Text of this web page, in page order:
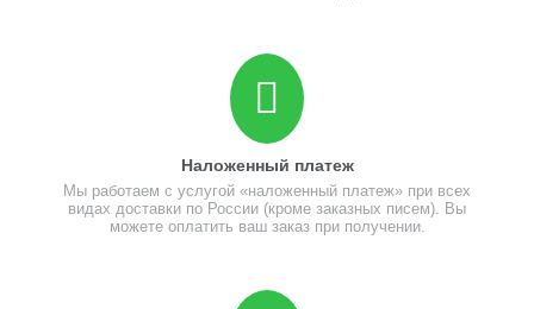
Наложенный платеж
Мы работаем с услугой «наложенный платеж» при всех
видах доставки по России (кроме заказных писем). Вы
можете оплатить ваш заказ при получении.